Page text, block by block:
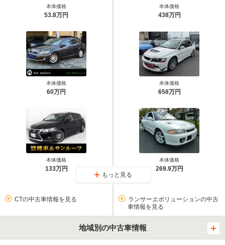
本体価格
53.8万円
本体価格
60万円
本体価格
133万円
本体価格
438万円
本体価格
658万円
本体価格
269.9万円
もっと見る
CTの中古車情報を見る
ランサーエボリューションの中古
車情報を見る
地域別の中古車情報